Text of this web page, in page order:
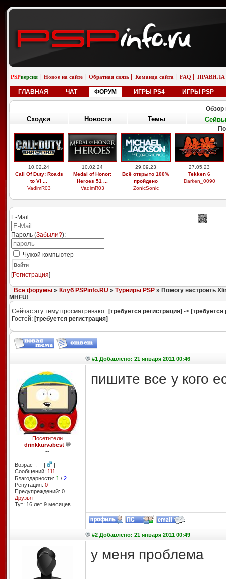
PSPверсия Новое на сайте Обратная связь Команда сайта FAQ ПРАВИЛА
ГЛАВНАЯ ЧАТ ФОРУМ ИГРЫ PS4 ИГРЫ PSP
Обзор
Сходки Новости Темы Сейвы
10.02.24
Call Of Duty: Roads
to Vi ...
VadimR03
10.02.24
Medal of Honor:
Heroes 51 ...
VadimR03
29.09.23
Всё открыто 100%
пройдено
ZonicSonic
27.05.23
Tekken 6
Darken_0090
E-Mail:
Пароль (Забыли?):
Чужой компьютер
Войти
[Регистрация]
Все форумы» Клуб PSPinfo.RU » Турниры PSP» Помогу настроить
MHFU!
Сейчас эту тему просматривают: [требуется регистрация] -> [требуется
Гостей: [требуется регистрация]
#1 Добавлено: 21 января 2011 00:46
Посетители
drinkkurvabest
--
Возраст: -- |
|
Сообщений: 111
Благодарности: 1 / 2
Репутация: 0
Предупреждений: 0
Друзья
Тут: 16 лет 9 месяцев
пишите все у кого
#2 Добавлено: 21 января 2011 00:49
у меня проблема